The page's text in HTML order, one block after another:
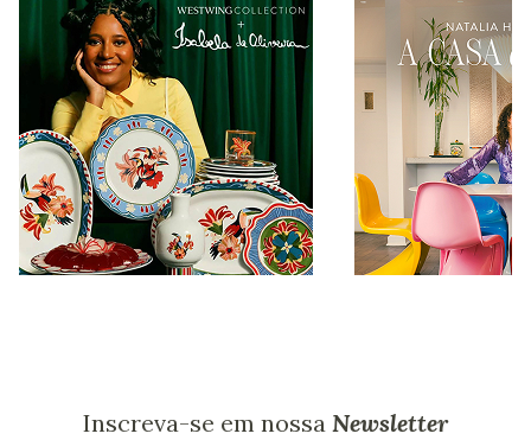
Inscreva-se em nossa Newsletter